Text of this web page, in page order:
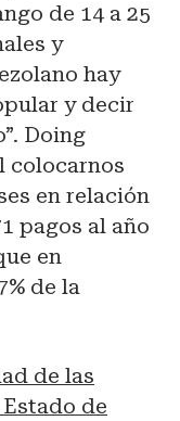
de 14 a 25
y
hay
y decir
Doing
colocarnos
en relación
pagos al año
en
de la
de las
de